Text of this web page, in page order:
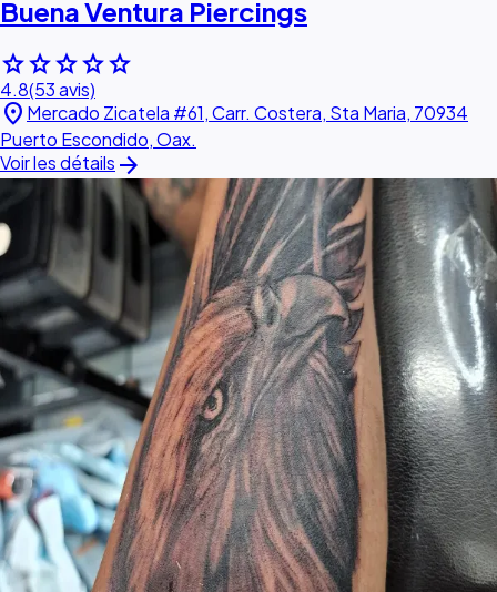
Buena Ventura Piercings
starstarstarstarstar
4.8(53 avis)
location_on Mercado Zicatela #61, Carr. Costera, Sta Maria, 70934
Puerto Escondido, Oax.
Voir les détails arrow_forward